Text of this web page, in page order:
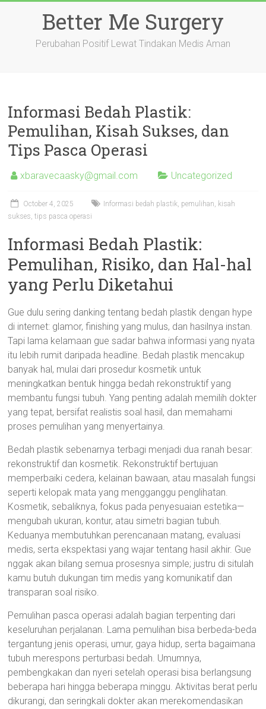
Better Me Surgery
Perubahan Positif Lewat Tindakan Medis Aman
Informasi Bedah Plastik:
Pemulihan, Kisah Sukses, dan
Tips Pasca Operasi
xbaravecaasky@gmail.com Uncategorized
October 4, 2025
Informasi bedah plastik, pemulihan, kisah
sukses, tips pasca operasi
Informasi Bedah Plastik:
Pemulihan, Risiko, dan Hal-hal
yang Perlu Diketahui
Gue dulu sering danking tentang bedah plastik dengan hype
di internet: glamor, finishing yang mulus, dan hasilnya instan.
Tapi lama kelamaan gue sadar bahwa informasi yang nyata
itu lebih rumit daripada headline. Bedah plastik mencakup
banyak hal, mulai dari prosedur kosmetik untuk
meningkatkan bentuk hingga bedah rekonstruktif yang
membantu fungsi tubuh. Yang penting adalah memilih dokter
yang tepat, bersifat realistis soal hasil, dan memahami
proses pemulihan yang menyertainya.
Bedah plastik sebenarnya terbagi menjadi dua ranah besar:
rekonstruktif dan kosmetik. Rekonstruktif bertujuan
memperbaiki cedera, kelainan bawaan, atau masalah fungsi
seperti kelopak mata yang mengganggu penglihatan.
Kosmetik, sebaliknya, fokus pada penyesuaian estetika—
mengubah ukuran, kontur, atau simetri bagian tubuh.
Keduanya membutuhkan perencanaan matang, evaluasi
medis, serta ekspektasi yang wajar tentang hasil akhir. Gue
nggak akan bilang semua prosesnya simple; justru di situlah
kamu butuh dukungan tim medis yang komunikatif dan
transparan soal risiko.
Pemulihan pasca operasi adalah bagian terpenting dari
keseluruhan perjalanan. Lama pemulihan bisa berbeda-beda
tergantung jenis operasi, umur, gaya hidup, serta bagaimana
tubuh merespons perturbasi bedah. Umumnya,
pembengkakan dan nyeri setelah operasi bisa berlangsung
beberapa hari hingga beberapa minggu. Aktivitas berat perlu
dikurangi, dan seringkali dokter akan merekomendasikan